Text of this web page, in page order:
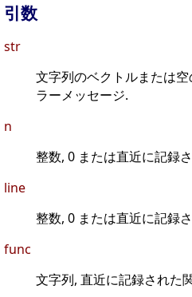
引数
str
文字列のベクトルまたは
ラーメッセージ.
n
整数, 0 または直近に記録
line
整数, 0 または直近に記録
func
文字列, 直近に記録された